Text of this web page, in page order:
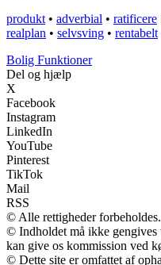
produkt • adverbial • ratificere
realplan • selvsving • rentabelt
Bolig Funktioner
Del og hjælp
X
Facebook
Instagram
LinkedIn
YouTube
Pinterest
TikTok
Mail
RSS
© Alle rettigheder forbeholdes.
© Indholdet må ikke gengives
kan give os kommission ved
© Dette site er omfattet af